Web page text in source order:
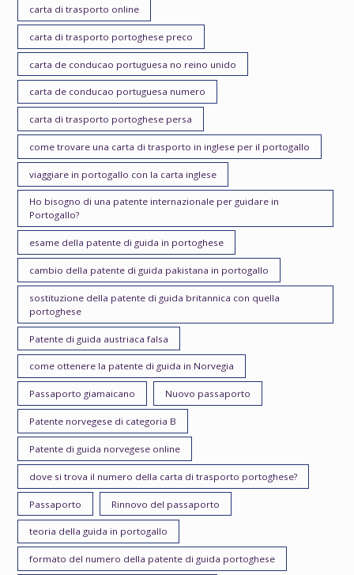
carta di trasporto online
carta di trasporto portoghese preco
carta de conducao portuguesa no reino unido
carta de conducao portuguesa numero
carta di trasporto portoghese persa
come trovare una carta di trasporto in inglese per il portogallo
viaggiare in portogallo con la carta inglese
Ho bisogno di una patente internazionale per guidare in
Portogallo?
esame della patente di guida in portoghese
cambio della patente di guida pakistana in portogallo
sostituzione della patente di guida britannica con quella
portoghese
Patente di guida austriaca falsa
come ottenere la patente di guida in Norvegia
Passaporto giamaicano Nuovo passaporto
Patente norvegese di categoria B
Patente di guida norvegese online
dove si trova il numero della carta di trasporto portoghese?
Passaporto Rinnovo del passaporto
teoria della guida in portogallo
formato del numero della patente di guida portoghese